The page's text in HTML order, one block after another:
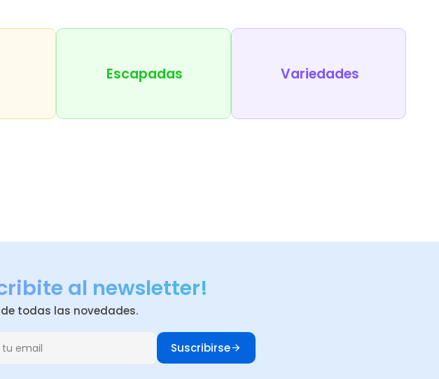
Escapadas Variedades
al newsletter!
todas las novedades.
Suscribirse